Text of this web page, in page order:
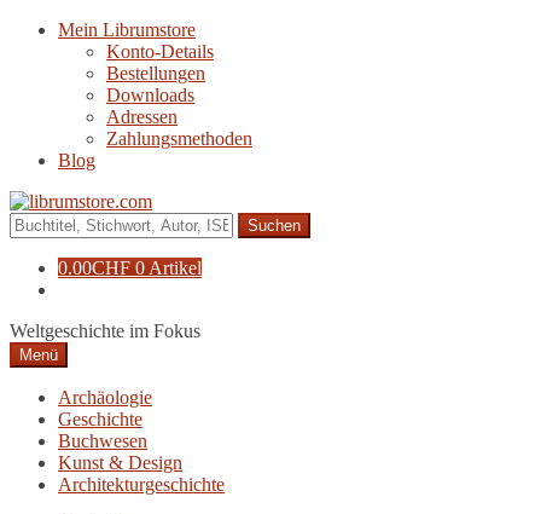
Navigation
Zum
Mein Librumstore
Konto-Details
Bestellungen
Downloads
Adressen
Zahlungsmethoden
Blog
Suche
nach:
0.00CHF 0 Artikel
Weltgeschichte im Fokus
Menü
Archäologie
Geschichte
Buchwesen
Kunst & Design
Architekturgeschichte